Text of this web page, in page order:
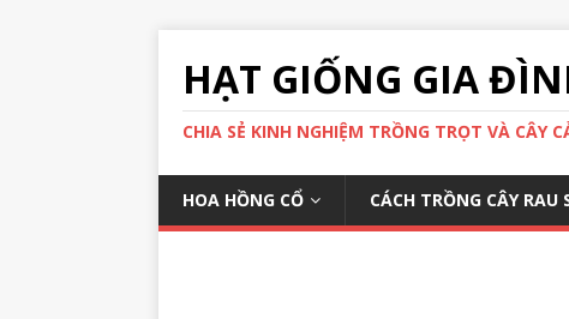
HẠT GIỐNG GIA
CHIA SẺ KINH NGHIỆM TRỒNG TRỌT VÀ CÂY
HOA HỒNG CỔ CÁCH TRỒNG CÂY RAU